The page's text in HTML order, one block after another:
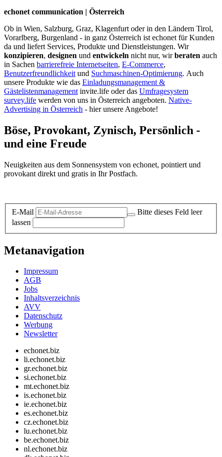
echonet communication | Österreich
Ob in Wien, Salzburg, Graz, Klagenfurt oder in den Ländern Tirol,
Vorarlberg, Burgenland - in ganz Österreich ist echonet für Kunden
da und liefert Services, Produkte und Dienstleistungen. Wir
konzipieren, designen und entwickeln nicht nur, wirberaten auch
in Sachen barrierefreie Internetseiten, E-Commerce,
Benutzerfreundlichkeit und Suchmaschinen-Optimierung. Auch
unsere Produkte wie das Einladungsmanagement &
Gästelistenmanagement invite.life oder das Umfragesystem
survey.life werden von uns in Österreich angeboten. Native-
Advertising in Österreich - hier unsere Angebote!
Böse, Provokant, Zynisch, Persönlich -
und eine Freude
Neuigkeiten aus dem Sonnensystem von echonet, pointiert und
provokant direkt und gratis in Ihr Postfach.
E-Mail
Bitte dieses Feld leer
lassen
Metanavigation
Impressum
AGB
Jobs
Inhaltsverzeichnis
AVV
Datenschutz
Werbung
Newsletter
echonet.biz
li.echonet.biz
gr.echonet.biz
si.echonet.biz
mt.echonet.biz
is.echonet.biz
ie.echonet.biz
es.echonet.biz
cz.echonet.biz
lu.echonet.biz
be.echonet.biz
nl.echonet.biz